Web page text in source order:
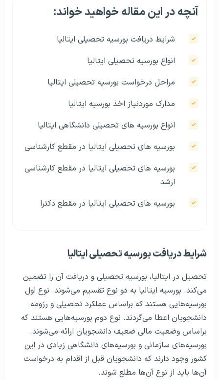
آنچه در این مقاله خواهید خواند:
شرایط دریافت بورسیه تحصیلی ایتالیا
انواع بورسیه‌ تحصیلی ایتالیا
مراحل درخواست بورسیه تحصیلی ایتالیا
مدارک موردنیاز اخذ بورسیه ایتالیا
انواع بورسیه‌ های تحصیلی دانشگاهی ایتالیا
بورسیه‌ های تحصیلی ایتالیا در مقطع کارشناسی
بورسیه های تحصیلی ایتالیا در مقطع کارشناسی
ارشد
بورسیه های تحصیلی ایتالیا در مقطع دکترا
شرایط دریافت بورسیه تحصیلی ایتالیا
تحصیل در ایتالیا، بورسیه تحصیلی و دریافت آن را تضمین
می‌کند. بورسیه ایتالیا به دو نوع تقسیم می‌شوند. نوع اول
بورسیه‌هایی هستند که براساس عملکرد تحصیلی و رزومه
دانشجویان اعطا می‌گردند. نوع دوم بورسیه‌هایی هستند که
براساس وضعیت مالی ضعیف دانشجویان ارائه می‌شوند.
بورسیه‌های سازمانی و بورسیه‌های دانشگاهی زیادی در این
کشور وجود دارند که دانشجویان قبل از اقدام به درخواست
آن‌ها باید از نوع آن‌ها مطلع شوند.